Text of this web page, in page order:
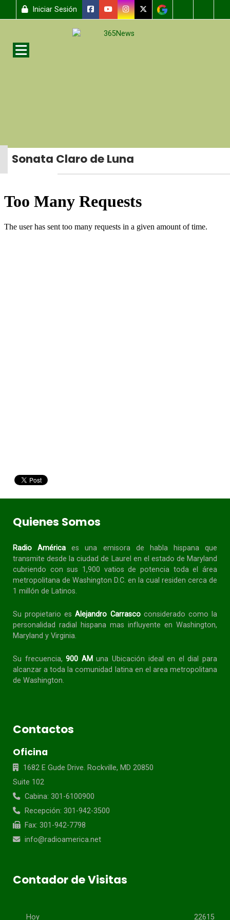
Iniciar Sesión
Sonata Claro de Luna
Quienes Somos
Radio América es una emisora de habla hispanaque
transmite desde la ciudad de Laurel en el estado de Maryland
cubriendo con sus 1,900 vatios de potencia toda el área
metropolitana de Washington D.C. en la cual residen cerca de
1 millón de Latinos.
Su propietario esAlejandro Carrascoconsiderado como la
personalidad radial
hispana mas influyente en Washington,
Maryland y Virginia.
Su frecuencia, 900 AM una Ubicación ideal en el dial para
alcanzar a toda lacomunidad latina en el area metropolitana
de Washington.
Contactos
Oficina
1682 E Gude Drive. Rockville, MD 20850
Suite 102
Cabina: 301-6100900
Recepción: 301-942-3500
Fax: 301-942-7798
info@radioamerica.net
Contador de Visitas
Hoy 22615